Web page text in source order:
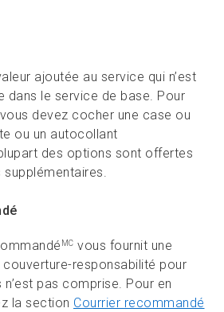
ajoutée au service qui n’est
dans le service de base. Pour
devez cocher une case ou
ou un autocollant
des options sont offertes
MC vous fournit une
responsabilité pour
pas comprise. Pour en
la section Courrier recommandé